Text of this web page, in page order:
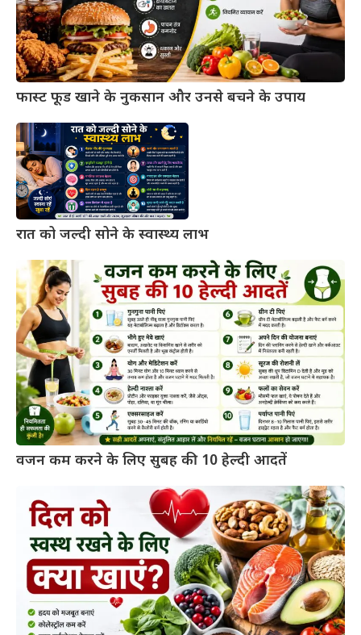
फास्ट फूड खाने के नुकसान और उनसे बचने के उपाय
रात को जल्दी सोने के स्वास्थ्य लाभ
वजन कम करने के लिए सुबह की 10 हेल्दी आदतें